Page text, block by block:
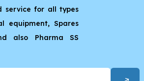
service for all types
equipment, Spares
also Pharma SS